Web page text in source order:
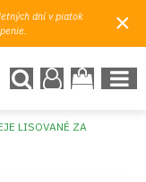
dní v piatok
×
LISOVANÉ ZA